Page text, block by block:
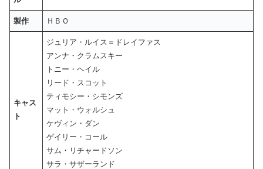
製作 ＨＢＯ
キャス
ト
ジュリア・ルイス＝ドレイファス
アンナ・クラムスキー
トニー・ヘイル
リード・スコット
ティモシー・シモンズ
マット・ウォルシュ
ケヴィン・ダン
ゲイリー・コール
サム・リチャードソン
サラ・サザーランド